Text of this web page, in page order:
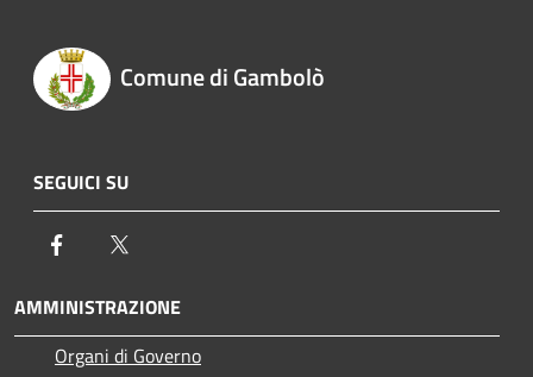
Comune di Gambolò
SEGUICI SU
Facebook
AMMINISTRAZIONE
Organi di Governo